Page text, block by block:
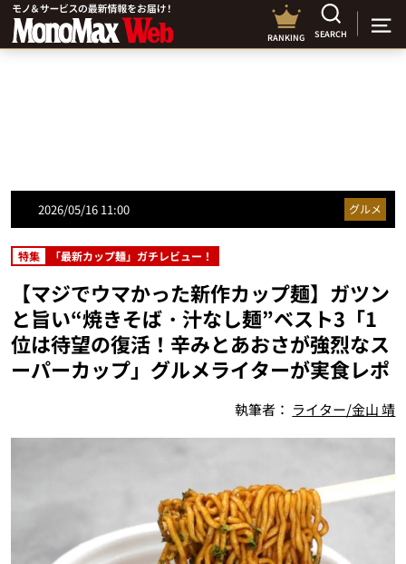
RANKING SEARCH
2026/05/16 11:00 グルメ
特集 「最新カップ麺」ガチレビュー！
【マジでウマかった新作カップ麺】ガツン
と旨い“焼きそば・汁なし麺”ベスト3「1
位は待望の復活！辛みとあおさが強烈なス
ーパーカップ」グルメライターが実食レポ
執筆者： ライター/金山 靖